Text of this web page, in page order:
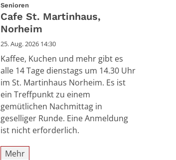
Datum: 25. August 2026
Senioren:
Cafe St. Martinhaus,
Norheim
25. Aug. 2026 14:30
Kaffee, Kuchen und mehr gibt es
alle 14 Tage dienstags um 14.30 Uhr
im St. Martinhaus Norheim. Es ist
ein Treffpunkt zu einem
gemütlichen Nachmittag in
geselliger Runde. Eine Anmeldung
ist nicht erforderlich.
Mehr